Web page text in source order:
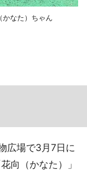
かなた）ちゃん
広場で3月7日に
向（かなた）」